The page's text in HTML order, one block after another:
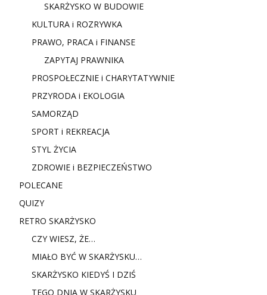
SKARŻYSKO W BUDOWIE
KULTURA i ROZRYWKA
PRAWO, PRACA i FINANSE
ZAPYTAJ PRAWNIKA
PROSPOŁECZNIE i CHARYTATYWNIE
PRZYRODA i EKOLOGIA
SAMORZĄD
SPORT i REKREACJA
STYL ŻYCIA
ZDROWIE i BEZPIECZEŃSTWO
POLECANE
QUIZY
RETRO SKARŻYSKO
CZY WIESZ, ŻE…
MIAŁO BYĆ W SKARŻYSKU…
SKARŻYSKO KIEDYŚ I DZIŚ
TEGO DNIA W SKARŻYSKU